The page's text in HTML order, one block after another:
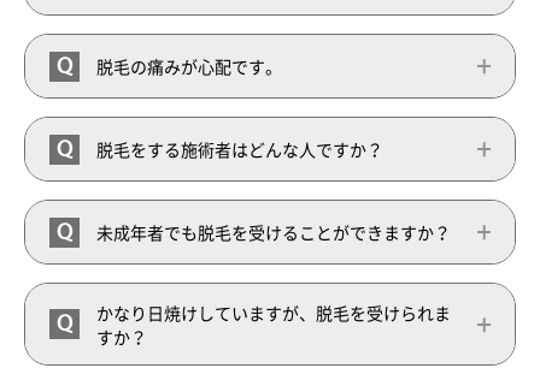
Q 脱毛の痛みが心配です。
Q 脱毛をする施術者はどんな人ですか？
Q 未成年者でも脱毛を受けることができますか？
Q
かなり日焼けしていますが、脱毛を受けられま
すか？